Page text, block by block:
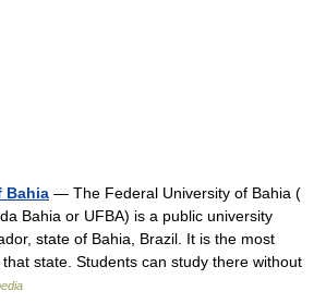
Bahia — The Federal University of Bahia (
Bahia or UFBA) is a public university
state of Bahia, Brazil. It is the most
state. Students can study there without